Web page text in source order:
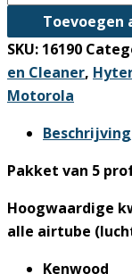
eartips
5
stuks
aantal
Toevoegen
SKU: 16190
en Cleaner,
Motorola
Beschrijving
Pakket van 5
Hoogwaardige
alle airtube
Kenwood